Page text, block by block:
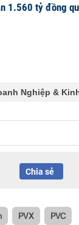
1.560 tỷ đồng
Nghiệp &
Chia sẻ
PVX PVC